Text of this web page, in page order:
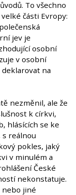
To všechno
části Evropy:
jev je
osobní
v osobní
na
nezměnil, ale že
k církvi,
hlásících se ke
s reálnou
pokles, jaký
v minulém a
České
nekonstatuje.
nebo jiné